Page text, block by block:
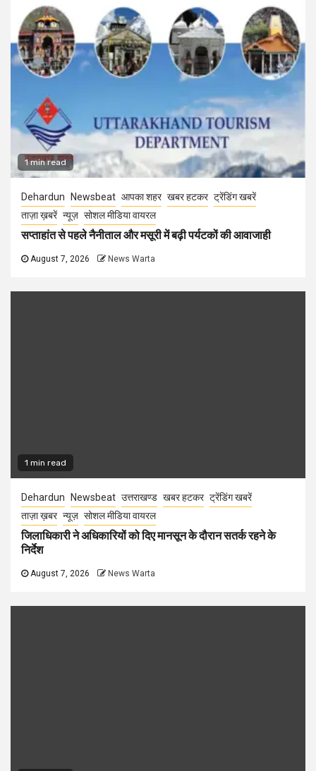
1 min read
Dehardun Newsbeat आपका शहर खबर हटकर ट्रेंडिंग खबरें
ताज़ा ख़बरें न्यूज़ सोशल मीडिया वायरल
सप्ताहांत से पहले नैनीताल और मसूरी में बढ़ी पर्यटकों की आवाजाही
August 7, 2026 News Warta
1 min read
Dehardun Newsbeat उत्तराखण्ड खबर हटकर ट्रेंडिंग खबरें
ताज़ा ख़बर न्यूज़ सोशल मीडिया वायरल
जिलाधिकारी ने अधिकारियों को दिए मानसून के दौरान सतर्क रहने के
निर्देश
August 7, 2026 News Warta